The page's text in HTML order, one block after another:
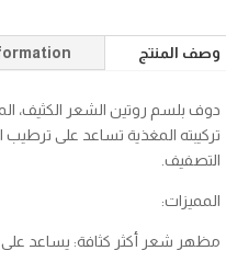
ملوصف المنتج
دوف بلسم روتين الشعر الكثيف،
تركيبته المغذية تساعد على
التصفيف.
المميزات:
مظهر شعر أكثر كثافة: يساعد على